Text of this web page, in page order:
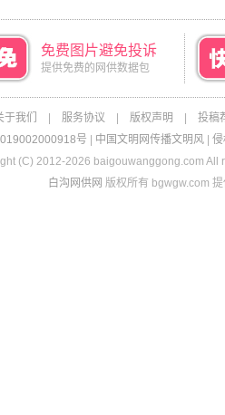
免费图片避免投诉
提供免费的网供数据包
于我们 服务协议 版权声明 投稿
号 中国文明网传播文明风|
(C) 2012-2026 baigouwanggong.com All
白沟网供网 版权所有 bgwgw.com